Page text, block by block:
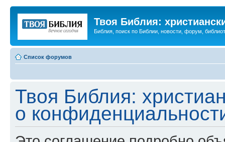
Твоя Библия:
Библия, поиск по Библии, новости, форум,
Список форумов
Твоя Библия:
о